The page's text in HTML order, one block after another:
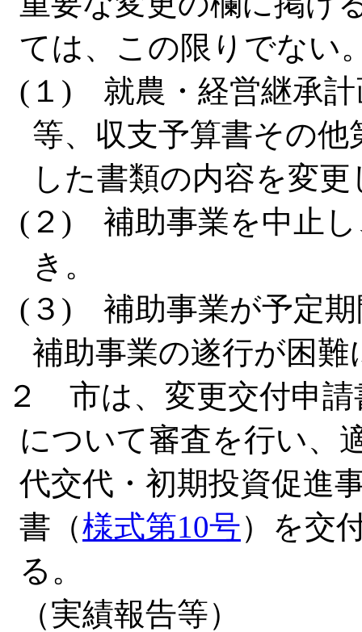
ては、この限りでない
(１) 就農・経営継承計
等、収支予算書その
した書類の内容を変
(２) 補助事業を中止し
き。
(３) 補助事業が予定期
補助事業の遂行が困
２ 市は、変更交付申請
について審査を行い、
代交代・初期投資促進
書（様式第10号）を交
る。
（実績報告等）